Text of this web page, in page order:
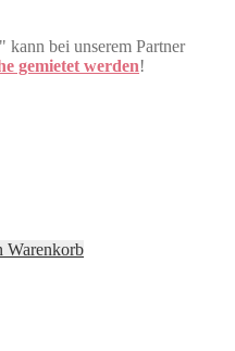
bei unserem Partner
gemietet werden!
Warenkorb